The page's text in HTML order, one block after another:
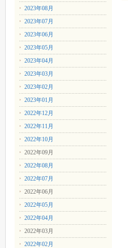
2023年08月
2023年07月
2023年06月
2023年05月
2023年04月
2023年03月
2023年02月
2023年01月
2022年12月
2022年11月
2022年10月
2022年09月
2022年08月
2022年07月
2022年06月
2022年05月
2022年04月
2022年03月
2022年02月